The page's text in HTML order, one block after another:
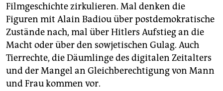
Filmgeschichte zirkulieren. Mal denken die
Figuren mit Alain Badiou über postdemokratische
Zustände nach, mal über Hitlers Aufstieg an die
Macht oder über den sowjetischen Gulag. Auch
Tierrechte, die Däumlinge des digitalen Zeitalters
und der Mangel an Gleichberechtigung von Mann
und Frau kommen vor.